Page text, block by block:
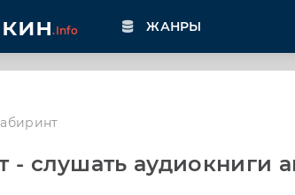
.Info ЖАНРЫ
- слушать аудиокниги